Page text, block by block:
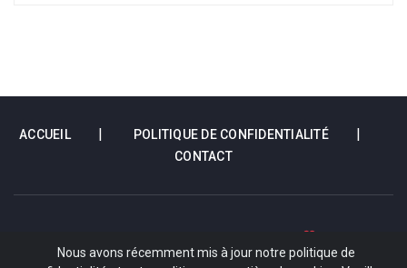
ACCUEIL
POLITIQUE DE CONFIDENTIALITÉ
CONTACT
RÉSERVÉS
Nous avons récemment mis à jour notre politique de